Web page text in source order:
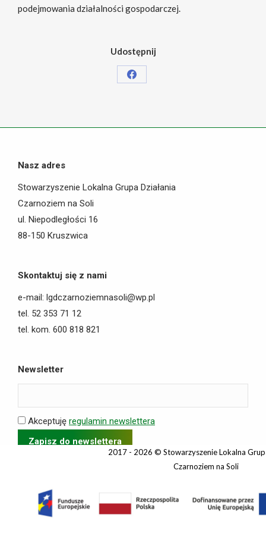
podejmowania działalności gospodarczej.
Udostępnij
Share
Nasz adres
Stowarzyszenie Lokalna Grupa Działania
Czarnoziem na Soli
ul. Niepodległości 16
88-150 Kruszwica
Skontaktuj się z nami
e-mail: lgdczarnoziemnasoli@wp.pl
tel. 52 353 71 12
tel. kom. 600 818 821
Newsletter
Akceptuję regulamin newslettera
2017 - 2026 © Stowarzyszenie Lokalna
Czarnoziem na Soli